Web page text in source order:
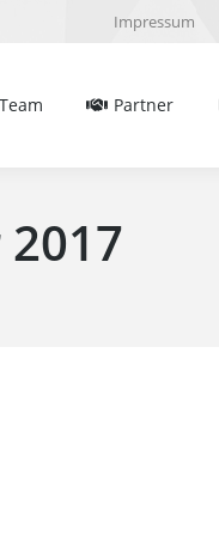
Impressum
Team Partner
Partner